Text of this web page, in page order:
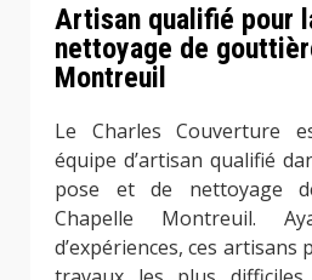
Artisan qualifié pour
nettoyage de
Montreuil
Le Charles Couverture
équipe d’artisan qualifié
pose et de nettoyage
Chapelle Montreuil.
d’expériences, ces artisans